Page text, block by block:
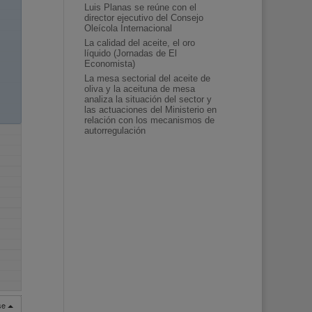
Luis Planas se reúne con el
director ejecutivo del Consejo
Oleícola Internacional
La calidad del aceite, el oro
líquido (Jornadas de El
Economista)
La mesa sectorial del aceite de
oliva y la aceituna de mesa
analiza la situación del sector y
las actuaciones del Ministerio en
relación con los mecanismos de
autorregulación